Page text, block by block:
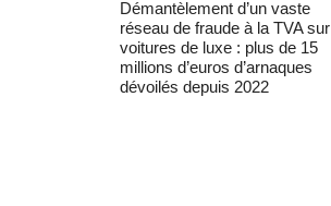
Démantèlement d’un vaste
réseau de fraude à la TVA sur
voitures de luxe : plus de 15
millions d’euros d’arnaques
dévoilés depuis 2022